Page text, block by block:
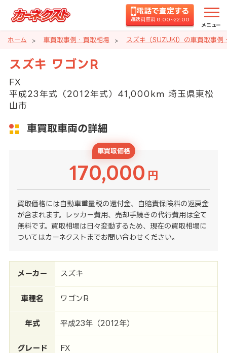
電話で査定する
通話料無料 8:00~22:00
メニュー
ホーム 車買取事例・買取相場 スズキ（SUZUKI）の車買取事例
スズキ ワゴンR
FX
平成23年式（2012年式）41,000km 埼玉県東松
山市
車買取車両の詳細
車買取価格
170,000 円
買取価格には自動車重量税の還付金、自賠責保険料の返戻金
が含まれます。レッカー費用、売却手続きの代行費用は全て
無料です。買取相場は日々変動するため、現在の買取相場に
ついてはカーネクストまでお問い合わせください。
メーカー スズキ
車種名 ワゴンR
年式 平成23年（2012年）
グレード FX